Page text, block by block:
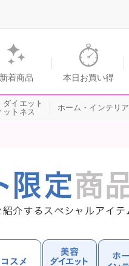
ッピングのショップチャンネル
新着商品 本日お買い得
ダイエット
ットネス
ホーム・インテリア